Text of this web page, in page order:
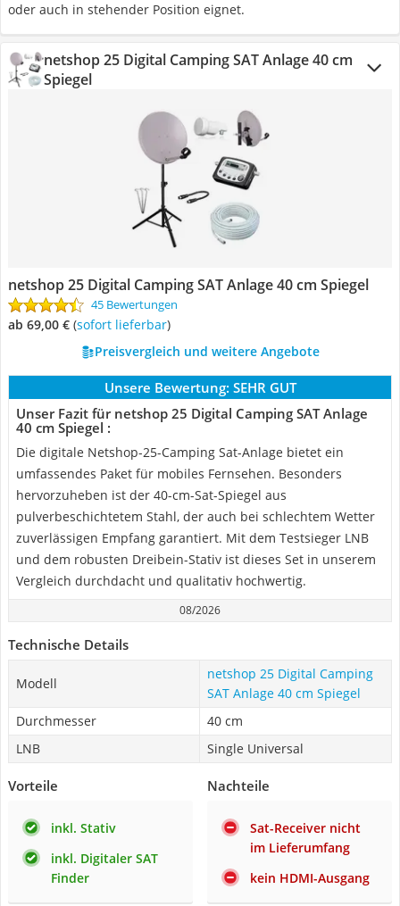
oder auch in stehender Position eignet.
netshop 25 Digital Camping SAT Anlage 40 cm
Spiegel
netshop 25 Digital Camping SAT Anlage 40 cm Spiegel
45 Bewertungen
ab 69,00 € ( Sofort lieferbar)
Preisvergleich und weitere Angebote
Unsere Bewertung: SEHR GUT
Unser Fazit für netshop 25 Digital Camping SAT Anlage
40 cm Spiegel :
Die digitale Netshop-25-Camping Sat-Anlage bietet ein
umfassendes Paket für mobiles Fernsehen. Besonders
hervorzuheben ist der 40-cm-Sat-Spiegel aus
pulverbeschichtetem Stahl, der auch bei schlechtem Wetter
zuverlässigen Empfang garantiert. Mit dem Testsieger LNB
und dem robusten Dreibein-Stativ ist dieses Set in unserem
Vergleich durchdacht und qualitativ hochwertig.
08/2026
Technische Details
Modell
netshop 25 Digital Camping
SAT Anlage 40 cm Spiegel
Durchmesser
40 cm
LNB
Single Universal
Vorteile
inkl. Stativ
inkl. Digitaler SAT
Finder
Nachteile
Sat-Receiver nicht
im Lieferumfang
kein HDMI-Ausgang